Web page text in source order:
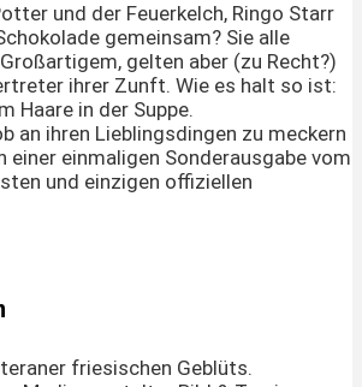
und der Feuerkelch, Ringo Starr
gemeinsam? Sie alle
gelten aber (zu Recht?)
ihrer Zunft. Wie es halt so ist:
Haare in der Suppe.
an ihren Lieblingsdingen zu meckern
einer einmaligen Sonderausgabe vom
und einzigen offiziellen
friesischen Geblüts.